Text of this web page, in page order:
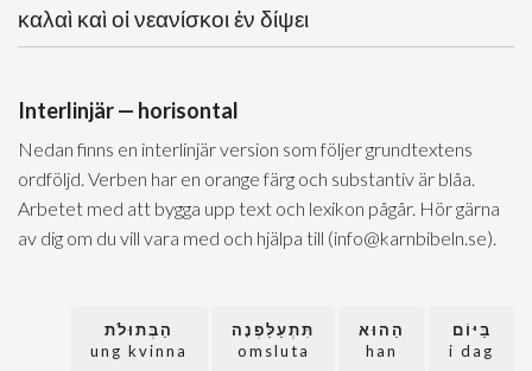
καλαὶ καὶ οἱ νεανίσκοι ἐν δίψει
Interlinjär — horisontal
Nedan finns en interlinjär version som följer grundtextens
ordföljd. Verben har en orange färg och substantiv är blåa.
Arbetet med att bygga upp text och lexikon pågår. Hör gärna
av dig om du vill vara med och hjälpa till (info@karnbibeln.se).
בַּיּוֹם
i dag
הַהוּא
han
תִּתְעַלַּפְנָה
omsluta
הַבְּתוּלֹת
ung kvinna